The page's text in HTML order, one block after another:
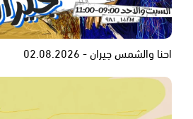
احنا والشمس جيران - 02.08.2026